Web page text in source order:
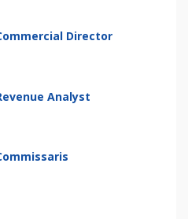
Director
Analyst